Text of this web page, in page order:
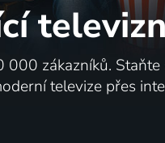
zákazníků. Staňte
televize přes